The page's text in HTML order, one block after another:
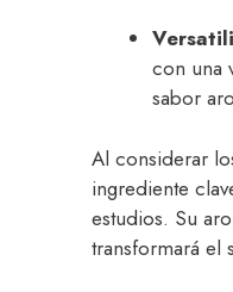
con una
sabor
Al considerar
ingrediente
estudios. Su
transformará el